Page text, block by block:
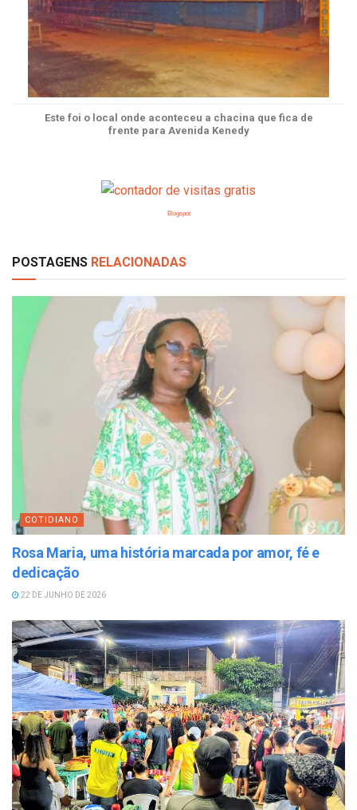
Este foi o local onde aconteceu a chacina que fica de
frente para Avenida Kenedy
Blogspot
POSTAGENS RELACIONADAS
COTIDIANO
Rosa Maria, uma história marcada por amor, fé e
dedicação
22 DE JUNHO DE 2026